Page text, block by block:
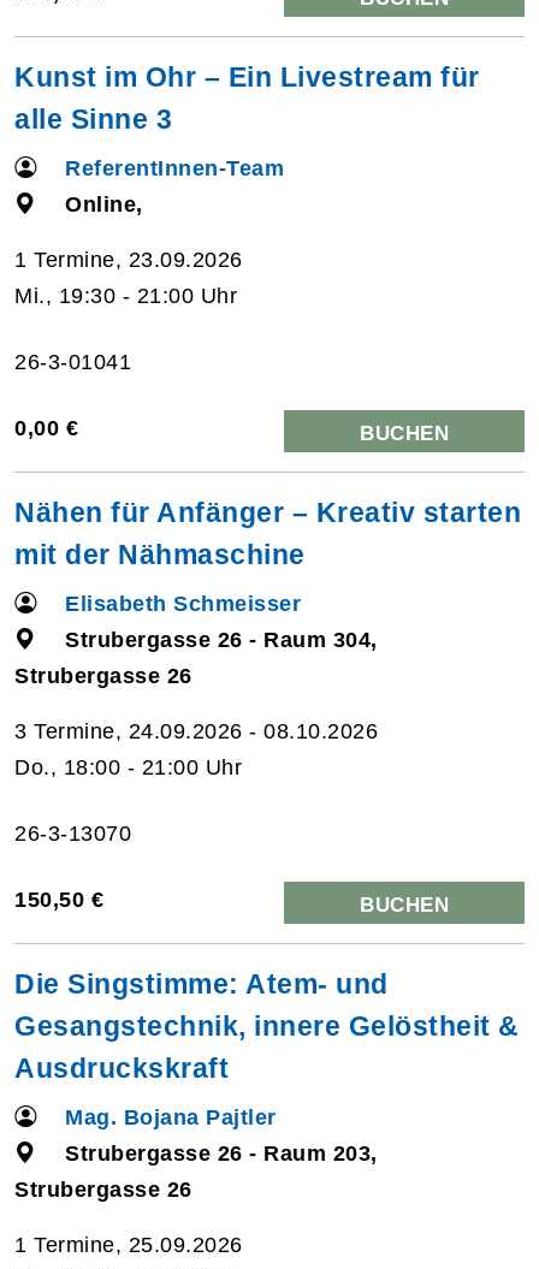
Kunst im Ohr – Ein Livestream für
alle Sinne 3
ReferentInnen-Team
Online,
1 Termine, 23.09.2026
Mi., 19:30 - 21:00 Uhr
26-3-01041
0,00 € BUCHEN
Nähen für Anfänger – Kreativ starten
mit der Nähmaschine
Elisabeth Schmeisser
Strubergasse 26 - Raum 304,
Strubergasse 26
3 Termine, 24.09.2026 - 08.10.2026
Do., 18:00 - 21:00 Uhr
26-3-13070
150,50 € BUCHEN
Die Singstimme: Atem- und
Gesangstechnik, innere Gelöstheit &
Ausdruckskraft
Mag. Bojana Pajtler
Strubergasse 26 - Raum 203,
Strubergasse 26
1 Termine, 25.09.2026